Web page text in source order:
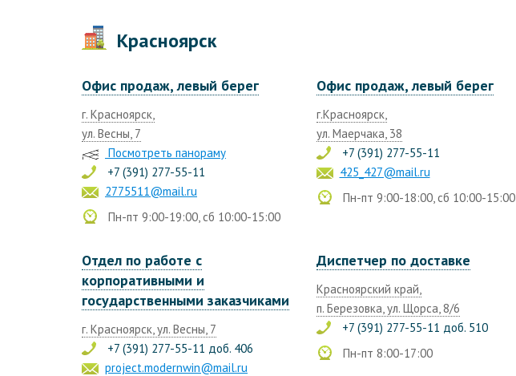
Красноярск
Офис продаж, левый берег
г. Красноярск,
ул. Весны, 7
Посмотреть панораму
+7 (391) 277-55-11
2775511@mail.ru
Пн-пт 9:00-19:00, сб 10:00-15:00
Офис продаж, левый берег
г.Красноярск,
ул. Маерчака, 38
+7 (391) 277-55-11
425_427@mail.ru
Пн-пт 9:00-18:00, сб 10:00-15:00
Отдел по работе с
корпоративными и
государственными заказчиками
г. Красноярск, ул. Весны, 7
+7 (391) 277-55-11 доб. 406
project.modernwin@mail.ru
Диспетчер по доставке
Красноярский край,
п. Березовка, ул. Щорса, 8/6
+7 (391) 277-55-11 доб. 510
Пн-пт 8:00-17:00